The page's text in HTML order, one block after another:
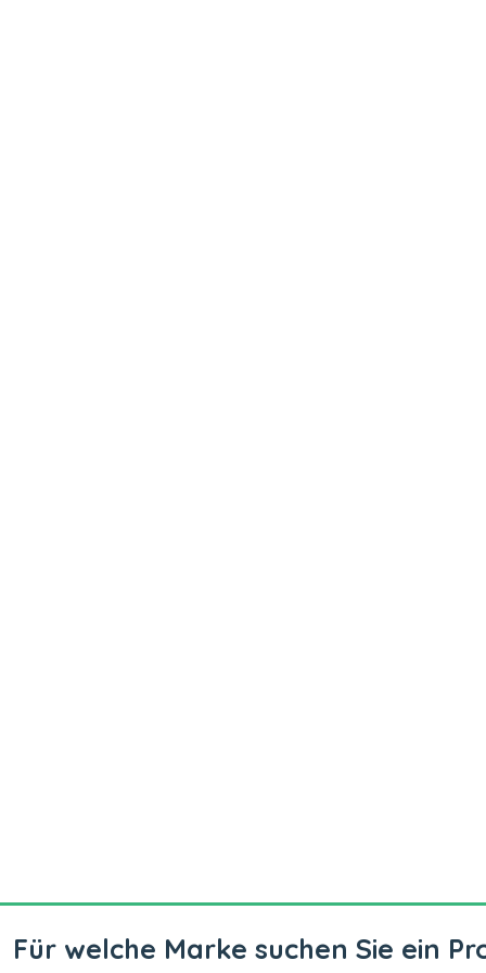
Für welche Marke suchen Sie ein